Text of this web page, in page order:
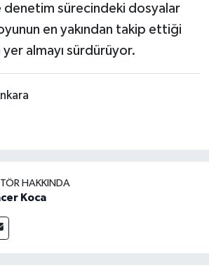
denetim sürecindeki dosyalar
en yakından takip ettiği
yer almayı sürdürüyor.
HAKKINDA
Koca